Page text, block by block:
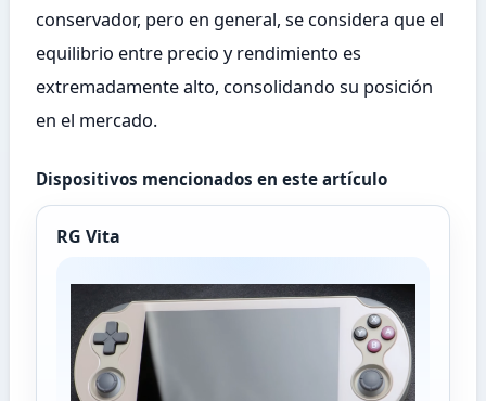
conservador, pero en general, se considera que el
equilibrio entre precio y rendimiento es
extremadamente alto, consolidando su posición
en el mercado.
Dispositivos mencionados en este artículo
RG Vita